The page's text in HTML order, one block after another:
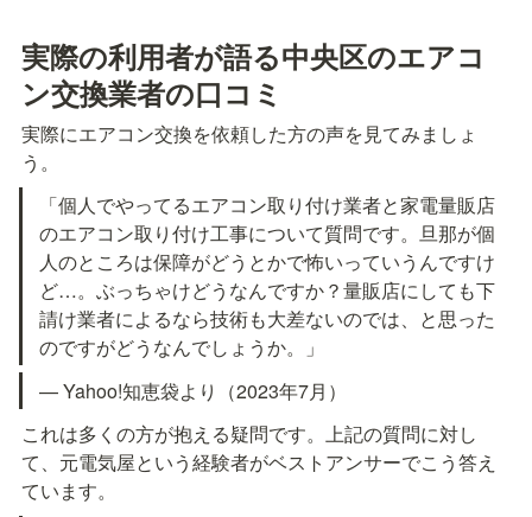
実際の利用者が語る中央区のエアコ
ン交換業者の口コミ
実際にエアコン交換を依頼した方の声を見てみましょ
う。
「個人でやってるエアコン取り付け業者と家電量販店
のエアコン取り付け工事について質問です。旦那が個
人のところは保障がどうとかで怖いっていうんですけ
ど…。ぶっちゃけどうなんですか？量販店にしても下
請け業者によるなら技術も大差ないのでは、と思った
のですがどうなんでしょうか。」
— Yahoo!知恵袋より（2023年7月）
これは多くの方が抱える疑問です。上記の質問に対し
て、元電気屋という経験者がベストアンサーでこう答え
ています。